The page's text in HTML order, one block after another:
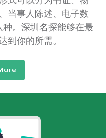
当事人陈述、电子数
。深圳名探能够在最
到你的所需。